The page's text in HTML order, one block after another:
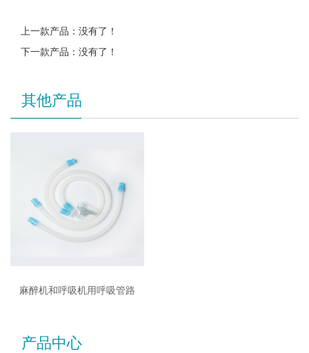
上一款产品：没有了！
下一款产品：没有了！
其他产品
麻醉机和呼吸机用呼吸管路
产品中心